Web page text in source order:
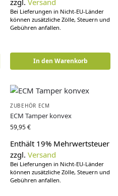
Bei Lieferungen in Nicht-EU-Länder
können zusätzliche Zölle, Steuern und
Gebühren anfallen.
In den Warenkorb
ZUBEHÖR ECM
ECM Tamper konvex
59,95€
Enthält 19% Mehrwertsteuer
zzgl. Versand
Bei Lieferungen in Nicht-EU-Länder
können zusätzliche Zölle, Steuern und
Gebühren anfallen.